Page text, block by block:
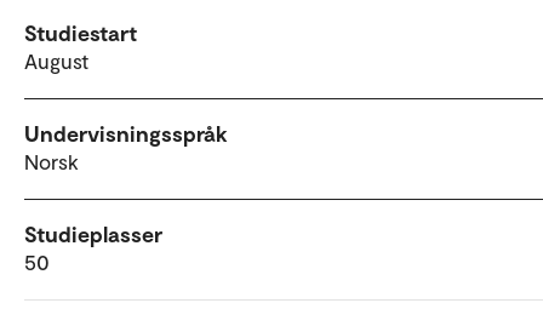
Studiestart
August
Undervisningsspråk
Norsk
Studieplasser
50